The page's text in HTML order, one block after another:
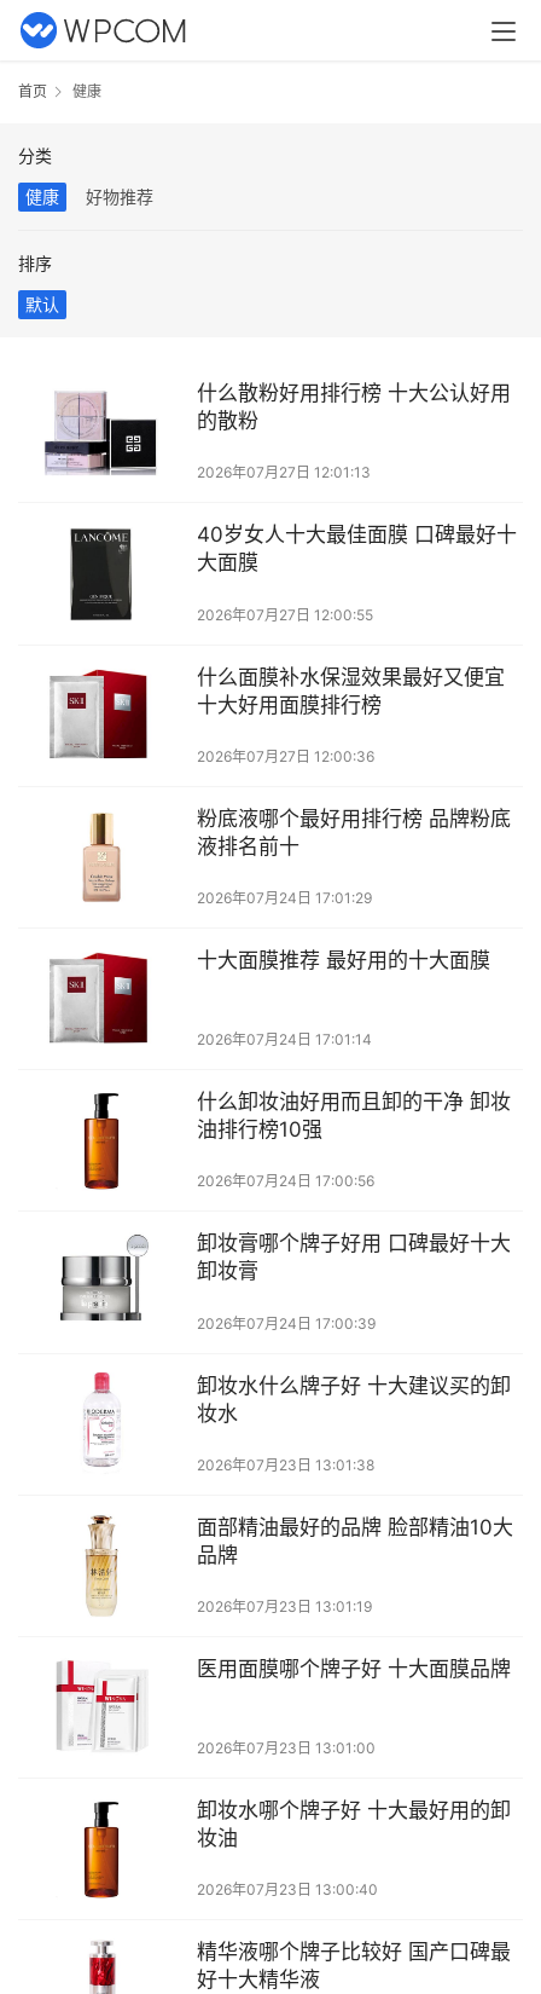
首页 健康
分类
健康
好物推荐
排序
默认
什么散粉好用排行榜 十大公认好用
的散粉
2026年07月27日 12:01:13
40岁女人十大最佳面膜 口碑最好十
大面膜
2026年07月27日 12:00:55
什么面膜补水保湿效果最好又便宜
十大好用面膜排行榜
2026年07月27日 12:00:36
粉底液哪个最好用排行榜 品牌粉底
液排名前十
2026年07月24日 17:01:29
十大面膜推荐 最好用的十大面膜
2026年07月24日 17:01:14
什么卸妆油好用而且卸的干净 卸妆
油排行榜10强
2026年07月24日 17:00:56
卸妆膏哪个牌子好用 口碑最好十大
卸妆膏
2026年07月24日 17:00:39
卸妆水什么牌子好 十大建议买的卸
妆水
2026年07月23日 13:01:38
面部精油最好的品牌 脸部精油10大
品牌
2026年07月23日 13:01:19
医用面膜哪个牌子好 十大面膜品牌
2026年07月23日 13:01:00
卸妆水哪个牌子好 十大最好用的卸
妆油
2026年07月23日 13:00:40
精华液哪个牌子比较好 国产口碑最
好十大精华液